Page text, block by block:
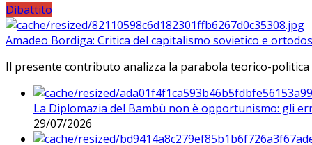
Dibattito
Amadeo Bordiga: Critica del capitalismo sovietico e
Il presente contributo analizza la parabola teorico-
La Diplomazia del Bambù non è opportunismo: gli
29/07/2026